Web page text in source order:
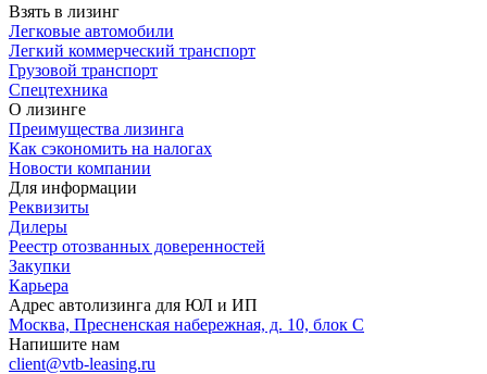
Взять в лизинг
Легковые автомобили
Легкий коммерческий транспорт
Грузовой транспорт
Спецтехника
О лизинге
Преимущества лизинга
Как сэкономить на налогах
Новости компании
Для информации
Реквизиты
Дилеры
Реестр отозванных доверенностей
Закупки
Карьера
Адрес автолизинга для ЮЛ и ИП
Москва, Пресненская набережная, д. 10, блок С
Напишите нам
client@vtb-leasing.ru